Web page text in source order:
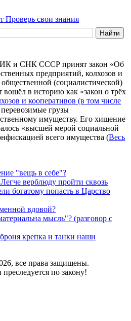
Проверь свои знания
и СНК СССР принят закон «Об
предприятий, колхозов и
(социалистической)
вошёл в историю как «закон о трёх
и кооперативов (в том числе
перевозимые грузы
имуществу. Его хищение
«высшей мерой социальной
всего имущества (Весь
"вещь в себе"?
верблюду пройти сквозь
богатому попасть в Царство
вдовой?
мысль"? (разговор с
крепка и танки наши
все права защищены.
по закону!